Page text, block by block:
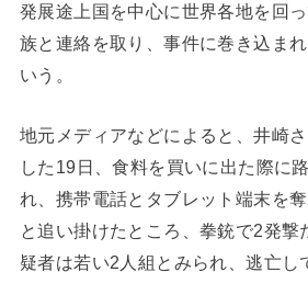
発展途上国を中心に世界各地を回
族と連絡を取り、事件に巻き込ま
いう。
地元メディアなどによると、井崎
した19日、食料を買いに出た際に
れ、携帯電話とタブレット端末を
と追い掛けたところ、拳銃で2発撃
疑者は若い2人組とみられ、逃亡し